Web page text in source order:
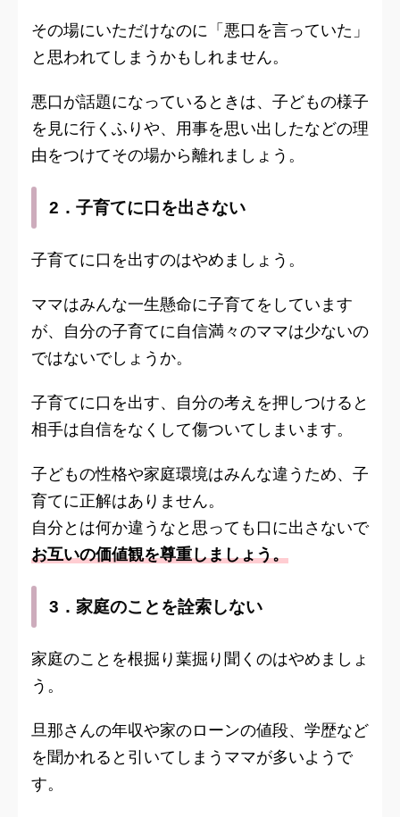
その場にいただけなのに「悪口を言っていた」
と思われてしまうかもしれません。
悪口が話題になっているときは、子どもの様子
を見に行くふりや、用事を思い出したなどの理
由をつけてその場から離れましょう。
2．子育てに口を出さない
子育てに口を出すのはやめましょう。
ママはみんな一生懸命に子育てをしています
が、自分の子育てに自信満々のママは少ないの
ではないでしょうか。
子育てに口を出す、自分の考えを押しつけると
相手は自信をなくして傷ついてしまいます。
子どもの性格や家庭環境はみんな違うため、子
育てに正解はありません。
自分とは何か違うなと思っても口に出さないで
お互いの価値観を尊重しましょう。
3．家庭のことを詮索しない
家庭のことを根掘り葉掘り聞くのはやめましょ
う。
旦那さんの年収や家のローンの値段、学歴など
を聞かれると引いてしまうママが多いようで
す。